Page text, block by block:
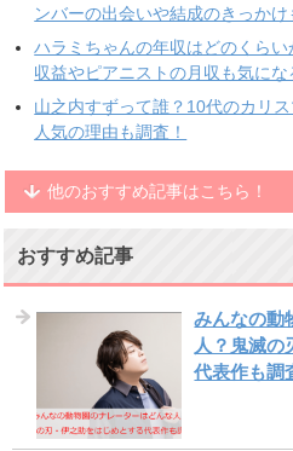
ンバーの出会いや結成のきっかけ
ハラミちゃんの年収はどのくら
収益やピアニストの月収も気にな
山之内すずって誰？10代のカリ
人気の理由も調査！
他のおすすめ記事はこちら！
おすすめ記事
みんなの動
人？鬼滅の
代表作も調